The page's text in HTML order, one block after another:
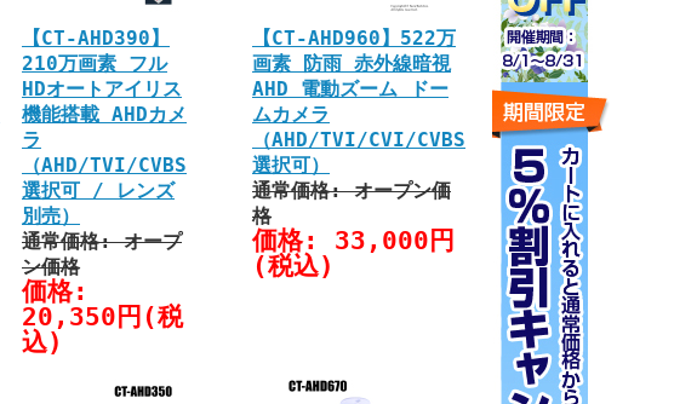
【CT-AHD390】
210万画素 フル
HDオートアイリス
機能搭載 AHDカメ
ラ
（AHD/TVI/CVBS
選択可 / レンズ
別売）
通常価格: オープ
ン価格
価格:
20,350円(税
込)
【CT-AHD960】522万
画素 防雨 赤外線暗視
AHD 電動ズーム ドー
ムカメラ
（AHD/TVI/CVI/CVBS
選択可）
通常価格: オープン価
格
価格: 33,000円
(税込)